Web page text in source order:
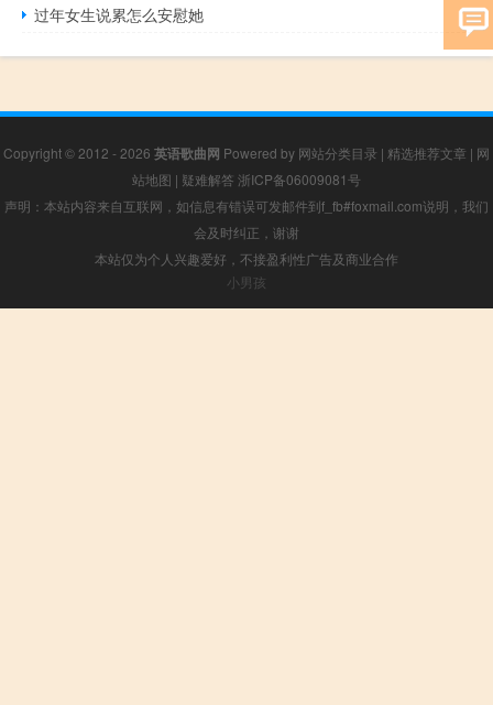
过年女生说累怎么安慰她
Copyright © 2012 - 2026 英语歌曲网 Powered by 网站分类目录 | 精选推荐文章 | 网
站地图 | 疑难解答 浙ICP备06009081号
声明：本站内容来自互联网，如信息有错误可发邮件到f_fb#foxmail.com说明，我们
会及时纠正，谢谢
本站仅为个人兴趣爱好，不接盈利性广告及商业合作
小男孩